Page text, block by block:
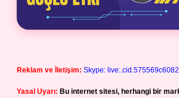
Reklam ve İletişim: Skype:
Yasal Uyarı: Bu internet sitesi, herhangi bir